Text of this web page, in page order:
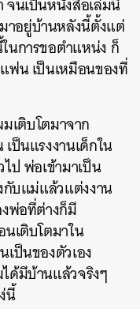
าอยู่บ้านหลังนี้ตั้งแต่
นการขอตำแหน่ง ก็
ฟน เป็นเหมือนของที่
ติบโตมาจาก
ป็นแรงงานเด็กใน
ป พ่อเข้ามาเป็น
กับแม่แล้วแต่งงาน
พ่อที่ต่างก็มี
เติบโตมาใน
ป็นของตัวเอง
ด้มีบ้านแล้วจริงๆ
นี้